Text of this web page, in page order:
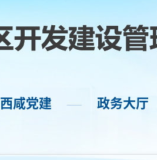
西咸党建 —— 政务大厅